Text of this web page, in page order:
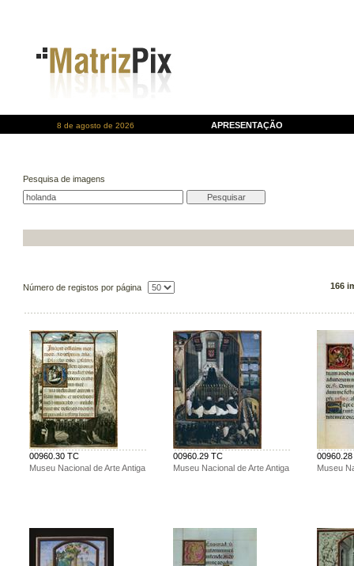
8 de agosto de 2026 APRESENTAÇÃO
Pesquisa de imagens
Número de registos por página 166
00960.30 TC
Museu Nacional de Arte Antiga
00960.29 TC
Museu Nacional de Arte Antiga
Museu